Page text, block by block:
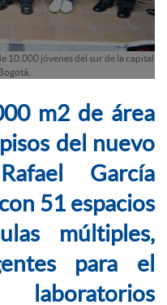
10.000 jóvenes del sur de la capital
m2 de área
del nuevo
García
51 espacios
múltiples,
para el